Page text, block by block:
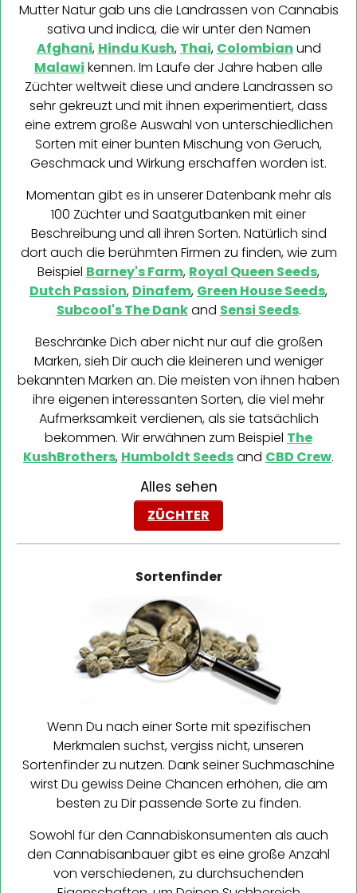
Mutter Natur gab uns die Landrassen von Cannabis
sativa und indica, die wir unter den Namen
Afghani, Hindu Kush, Thai, Colombian und
Malawi kennen. Im Laufe der Jahre haben alle
Züchter weltweit diese und andere Landrassen so
sehr gekreuzt und mit ihnen experimentiert, dass
eine extrem große Auswahl von unterschiedlichen
Sorten mit einer bunten Mischung von Geruch,
Geschmack und Wirkung erschaffen worden ist.
Momentan gibt es in unserer Datenbank mehr als
100 Züchter und Saatgutbanken mit einer
Beschreibung und all ihren Sorten. Natürlich sind
dort auch die berühmten Firmen zu finden, wie zum
Beispiel Barney's Farm, Royal Queen Seeds,
Dutch Passion, Dinafem, Green House Seeds,
Subcool's The Dankand Sensi Seeds.
Beschränke Dich aber nicht nur auf die großen
Marken, sieh Dir auch die kleineren und weniger
bekannten Marken an. Die meisten von ihnen haben
ihre eigenen interessanten Sorten, die viel mehr
Aufmerksamkeit verdienen, als sie tatsächlich
bekommen. Wir erwähnen zum Beispiel The
KushBrothers, Humboldt Seedsand CBD Crew.
Alles sehen
ZÜCHTER
Sortenfinder
Wenn Du nach einer Sorte mit spezifischen
Merkmalen suchst, vergiss nicht, unseren
Sortenfinder zu nutzen. Dank seiner Suchmaschine
wirst Du gewiss Deine Chancen erhöhen, die am
besten zu Dir passende Sorte zu finden.
Sowohl für den Cannabiskonsumenten als auch
den Cannabisanbauer gibt es eine große Anzahl
von verschiedenen, zu durchsuchenden